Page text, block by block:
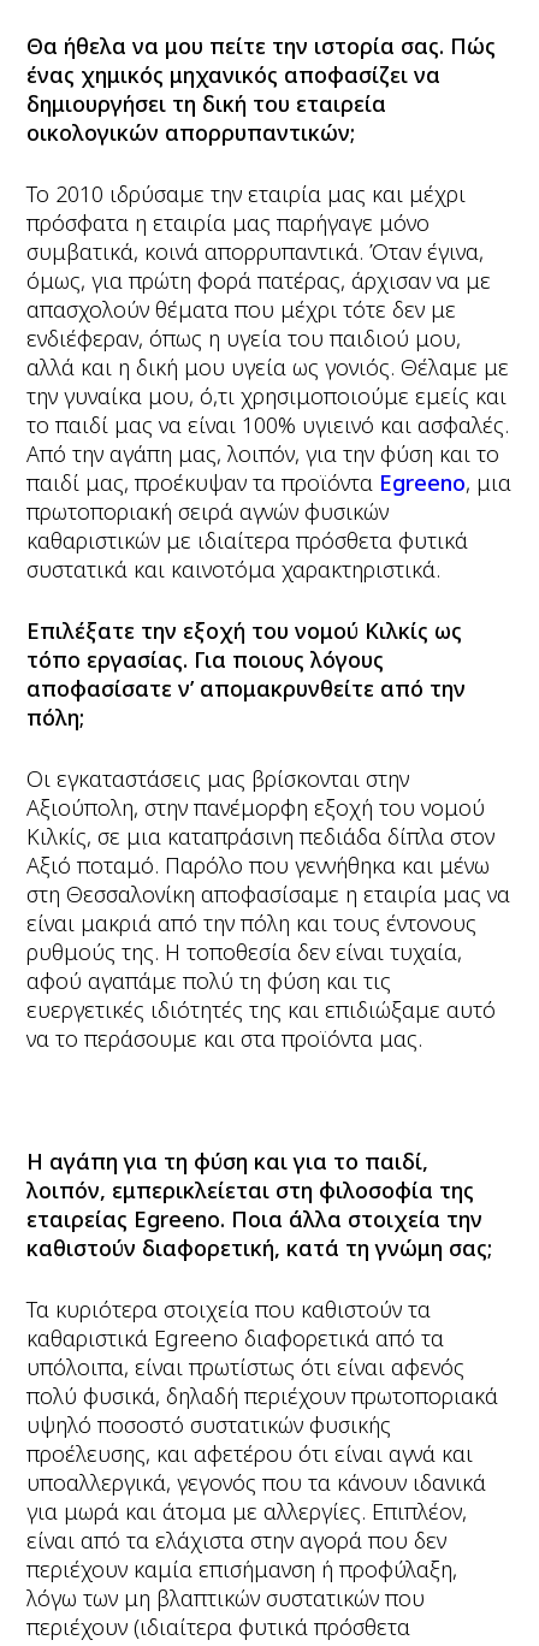
Θα ήθελα να μου πείτε την ιστορία σας. Πώς
ένας χημικός μηχανικός αποφασίζει να
δημιουργήσει τη δική του εταιρεία
οικολογικών απορρυπαντικών;
Το 2010 ιδρύσαμε την εταιρία μας και μέχρι
πρόσφατα η εταιρία μας παρήγαγε μόνο
συμβατικά, κοινά απορρυπαντικά. Όταν έγινα,
όμως, για πρώτη φορά πατέρας, άρχισαν να με
απασχολούν θέματα που μέχρι τότε δεν με
ενδιέφεραν, όπως η υγεία του παιδιού μου,
αλλά και η δική μου υγεία ως γονιός. Θέλαμε με
την γυναίκα μου, ό,τι χρησιμοποιούμε εμείς και
το παιδί μας να είναι 100% υγιεινό και ασφαλές.
Από την αγάπη μας, λοιπόν, για την φύση και το
παιδί μας, προέκυψαν τα προϊόντα Εgreeno, μια
πρωτοποριακή σειρά αγνών φυσικών
καθαριστικών με ιδιαίτερα πρόσθετα φυτικά
συστατικά και καινοτόμα χαρακτηριστικά.
Επιλέξατε την εξοχή του νομού Κιλκίς ως
τόπο εργασίας. Για ποιους λόγους
αποφασίσατε ν’ απομακρυνθείτε από την
πόλη;
Οι εγκαταστάσεις μας βρίσκονται στην
Αξιούπολη, στην πανέμορφη εξοχή του νομού
Κιλκίς, σε μια καταπράσινη πεδιάδα δίπλα στον
Αξιό ποταμό. Παρόλο που γεννήθηκα και μένω
στη Θεσσαλονίκη αποφασίσαμε η εταιρία μας να
είναι μακριά από την πόλη και τους έντονους
ρυθμούς της. Η τοποθεσία δεν είναι τυχαία,
αφού αγαπάμε πολύ τη φύση και τις
ευεργετικές ιδιότητές της και επιδιώξαμε αυτό
να το περάσουμε και στα προϊόντα μας.
Η αγάπη για τη φύση και για το παιδί,
λοιπόν, εμπερικλείεται στη φιλοσοφία της
εταιρείας Egreeno. Ποια άλλα στοιχεία την
καθιστούν διαφορετική, κατά τη γνώμη σας;
Τα κυριότερα στοιχεία που καθιστούν τα
καθαριστικά Egreeno διαφορετικά από τα
υπόλοιπα, είναι πρωτίστως ότι είναι αφενός
πολύ φυσικά, δηλαδή περιέχουν πρωτοποριακά
υψηλό ποσοστό συστατικών φυσικής
προέλευσης, και αφετέρου ότι είναι αγνά και
υποαλλεργικά, γεγονός που τα κάνουν ιδανικά
για μωρά και άτομα με αλλεργίες. Επιπλέον,
είναι από τα ελάχιστα στην αγορά που δεν
περιέχουν καμία επισήμανση ή προφύλαξη,
λόγω των μη βλαπτικών συστατικών που
περιέχουν (ιδιαίτερα φυτικά πρόσθετα